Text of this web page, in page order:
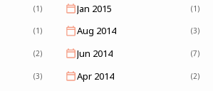
(1) Jan 2015 (1)
(1) Aug 2014 (3)
(2) Jun 2014 (7)
(3) Apr 2014 (2)